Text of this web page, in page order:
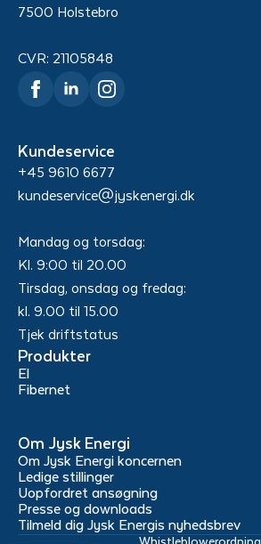
7500 Holstebro
CVR: 21105848
Kundeservice
+45 9610 6677
kundeservice@jyskenergi.dk
Mandag og torsdag:
Kl. 9:00 til 20.00
Tirsdag, onsdag og fredag:
kl. 9.00 til 15.00
Tjek driftstatus
Produkter
El
Fibernet
Om Jysk Energi
Om Jysk Energi koncernen
Ledige stillinger
Uopfordret ansøgning
Presse og downloads
Tilmeld dig Jysk Energis nyhedsbrev